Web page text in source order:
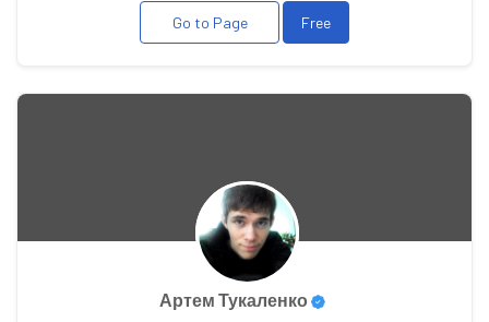
Go to Page Free
Артем Тукаленко